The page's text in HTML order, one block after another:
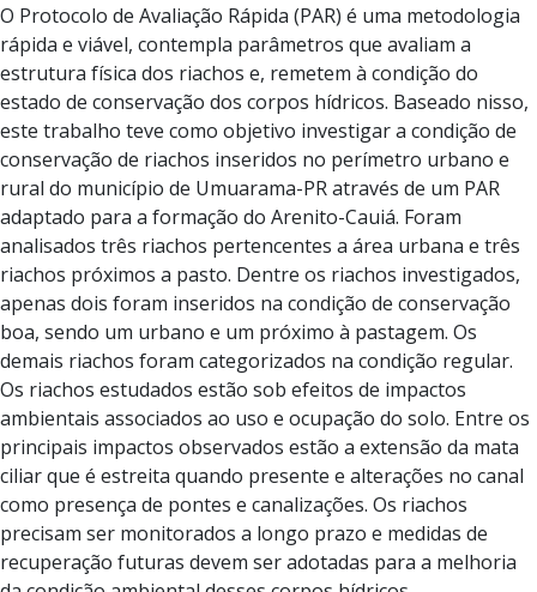
O Protocolo de Avaliação Rápida (PAR) é uma metodologia
rápida e viável, contempla parâmetros que avaliam a
estrutura física dos riachos e, remetem à condição do
estado de conservação dos corpos hídricos. Baseado nisso,
este trabalho teve como objetivo investigar a condição de
conservação de riachos inseridos no perímetro urbano e
rural do município de Umuarama-PR através de um PAR
adaptado para a formação do Arenito-Cauiá. Foram
analisados três riachos pertencentes a área urbana e três
riachos próximos a pasto. Dentre os riachos investigados,
apenas dois foram inseridos na condição de conservação
boa, sendo um urbano e um próximo à pastagem. Os
demais riachos foram categorizados na condição regular.
Os riachos estudados estão sob efeitos de impactos
ambientais associados ao uso e ocupação do solo. Entre os
principais impactos observados estão a extensão da mata
ciliar que é estreita quando presente e alterações no canal
como presença de pontes e canalizações. Os riachos
precisam ser monitorados a longo prazo e medidas de
recuperação futuras devem ser adotadas para a melhoria